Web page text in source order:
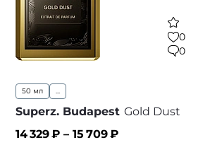
0
0
50 мл ...
Superz. Budapest Gold Dust
14 329₽ – 15 709₽